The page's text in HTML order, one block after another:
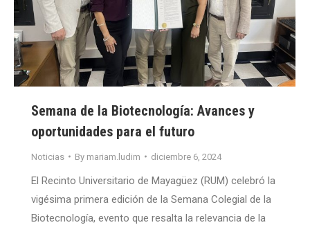
Semana de la Biotecnología: Avances y
oportunidades para el futuro
Noticias By mariam.ludim diciembre 6, 2024
El Recinto Universitario de Mayagüez (RUM) celebró la
vigésima primera edición de la Semana Colegial de la
Biotecnología, evento que resalta la relevancia de la